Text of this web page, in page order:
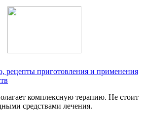
рецепты приготовления и применения
комплексную терапию. Не стоит
средствами лечения.